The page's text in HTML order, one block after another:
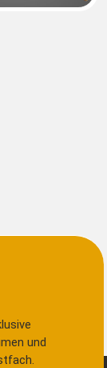
und